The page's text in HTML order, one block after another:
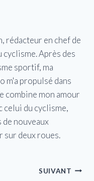
rédacteur en chef de
Après des
sportif, ma
m'a propulsé dans
combine mon amour
celui du cyclisme,
nouveaux
sur deux roues.
SUIVANT